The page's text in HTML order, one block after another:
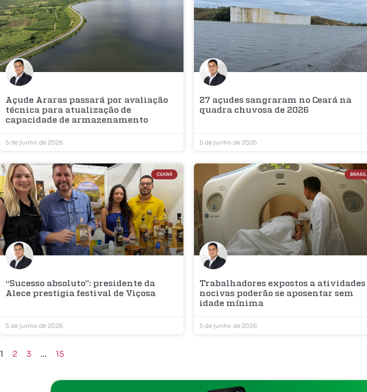
Açude Araras passará por avaliação
técnica para atualização de
capacidade de armazenamento
5 de junho de 2026
27 açudes sangraram no Ceará na
quadra chuvosa de 2026
5 de junho de 2026
CEARÁ
“Sucesso absoluto”: presidente da
Alece prestigia festival de Viçosa
5 de junho de 2026
BRASIL
Trabalhadores expostos a atividades
nocivas poderão se aposentar sem
idade mínima
5 de junho de 2026
1 2 3 … 15